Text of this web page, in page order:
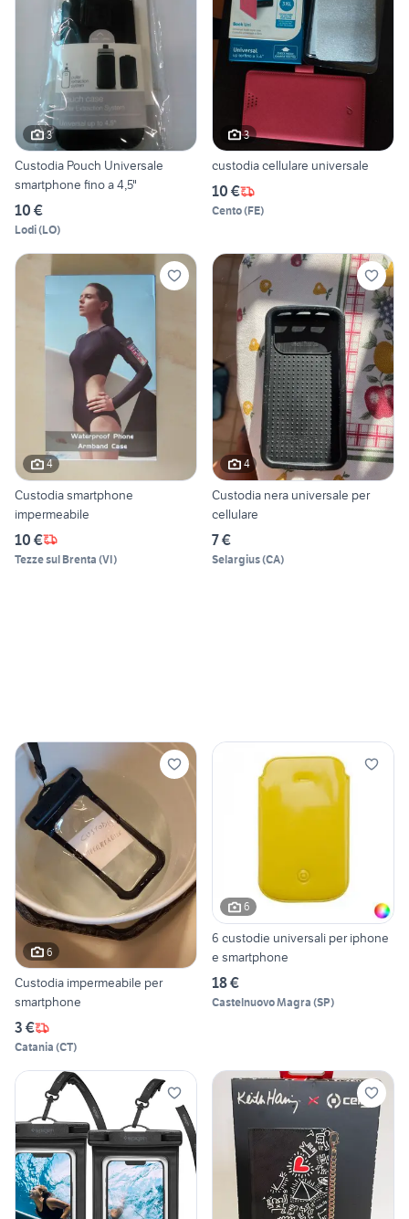
3
Custodia Pouch Universale
smartphone fino a 4,5"
10 €
Lodi(LO)
3
custodia cellulare universale
10 €
Cento(FE)
4
Custodia smartphone
impermeabile
10 €
Tezze sul Brenta (VI)
4
Custodia nera universale per
cellulare
7 €
Selargius(CA)
6
Custodia impermeabile per
smartphone
3 €
Catania (CT)
6
6 custodie universali per iphone
e smartphone
18 €
Castelnuovo Magra (SP)